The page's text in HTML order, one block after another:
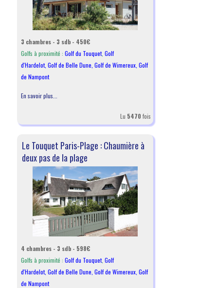
3 chambres - 3 sdb - 450€
Golfs à proximité : Golf du Touquet, Golf
d'Hardelot, Golf de Belle Dune, Golf de Wimereux, Golf
de Nampont
En savoir plus...
Lu 5470 fois
Le Touquet Paris-Plage : Chaumière à
deux pas de la plage
4 chambres - 3 sdb - 598€
Golfs à proximité : Golf du Touquet, Golf
d'Hardelot, Golf de Belle Dune Golf de Wimereux, Golf
de Nampont